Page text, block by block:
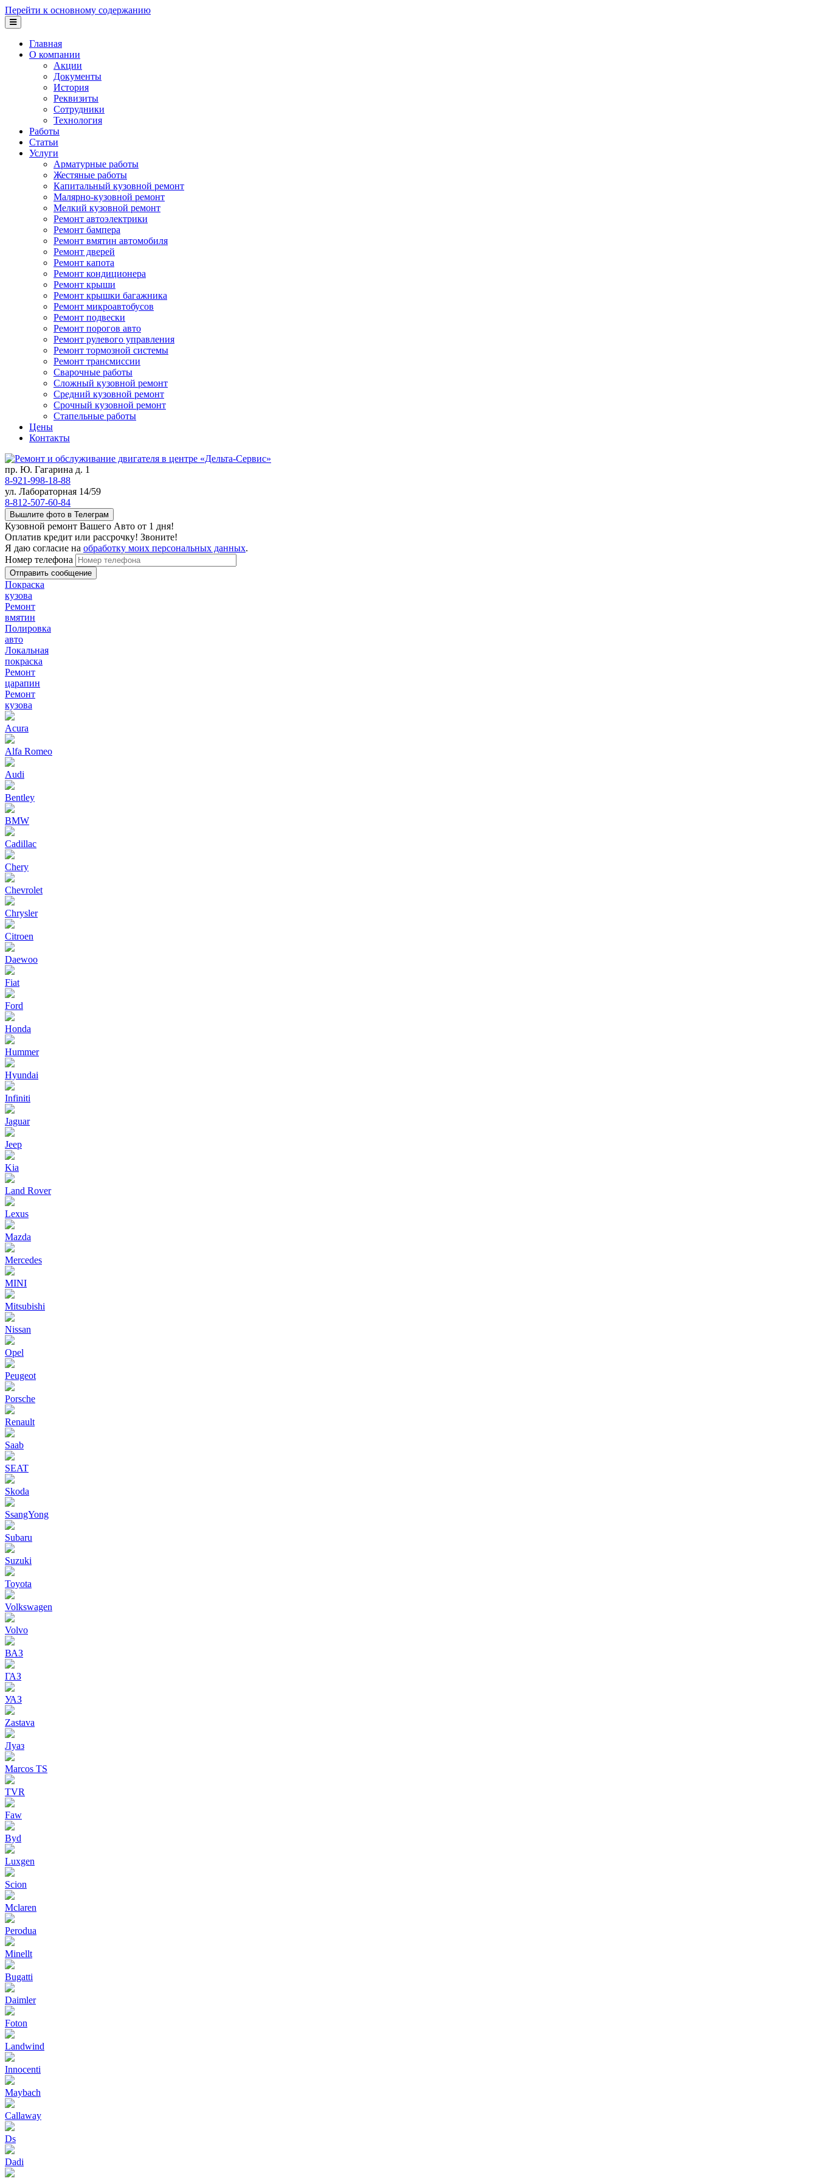
Перейти к основному содержанию
Главная
О компании
Акции
Документы
История
Реквизиты
Сотрудники
Технология
Работы
Статьи
Услуги
Арматурные работы
Жестяные работы
Капитальный кузовной ремонт
Малярно-кузовной ремонт
Мелкий кузовной ремонт
Ремонт автоэлектрики
Ремонт бампера
Ремонт вмятин автомобиля
Ремонт дверей
Ремонт капота
Ремонт кондиционера
Ремонт крыши
Ремонт крышки багажника
Ремонт микроавтобусов
Ремонт подвески
Ремонт порогов авто
Ремонт рулевого управления
Ремонт тормозной системы
Ремонт трансмиссии
Сварочные работы
Сложный кузовной ремонт
Средний кузовной ремонт
Срочный кузовной ремонт
Стапельные работы
Цены
Контакты
пр. Ю. Гагарина д. 1
8-921-998-18-88
ул. Лабораторная 14/59
8-812-507-60-84
Вышлите фото в Телеграм
Кузовной ремонт Вашего Авто от 1 дня!
Оплатив кредит или рассрочку! Звоните!
Я даю согласие на обработку моих персональных данных.
Номер телефона
Покраска
кузова
Ремонт
вмятин
Полировка
авто
Локальная
покраска
Ремонт
царапин
Ремонт
кузова
Acura
Alfa Romeo
Audi
Bentley
BMW
Cadillac
Chery
Chevrolet
Chrysler
Citroen
Daewoo
Fiat
Ford
Honda
Hummer
Hyundai
Infiniti
Jaguar
Jeep
Kia
Land Rover
Lexus
Mazda
Mercedes
MINI
Mitsubishi
Nissan
Opel
Peugeot
Porsche
Renault
Saab
SEAT
Skoda
SsangYong
Subaru
Suzuki
Toyota
Volkswagen
Volvo
ВАЗ
ГАЗ
УАЗ
Zastava
Луаз
Marcos TS
TVR
Faw
Byd
Luxgen
Scion
Mclaren
Perodua
Minellt
Bugatti
Daimler
Foton
Landwind
Innocenti
Maybach
Callaway
Ds
Dadi